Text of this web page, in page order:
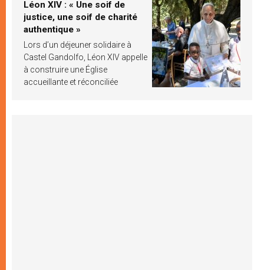
Léon XIV : « Une soif de
justice, une soif de charité
authentique »
Lors d’un déjeuner solidaire à
Castel Gandolfo, Léon XIV appelle
à construire une Église
accueillante et réconciliée